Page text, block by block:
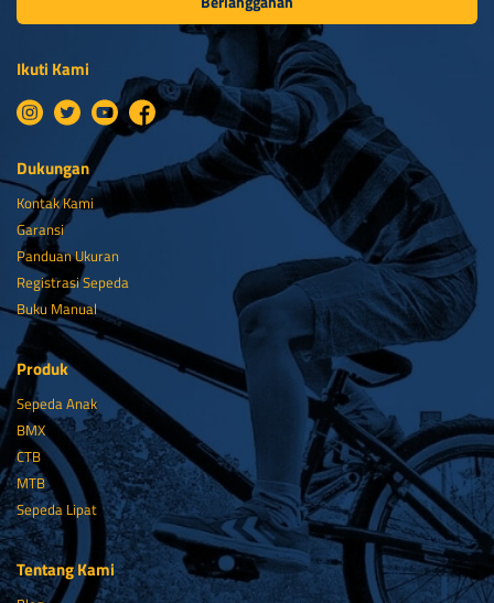
Ikuti Kami
Dukungan
Kontak Kami
Garansi
Panduan Ukuran
Registrasi Sepeda
Buku Manual
Produk
Sepeda Anak
BMX
CTB
MTB
Sepeda Lipat
Tentang Kami